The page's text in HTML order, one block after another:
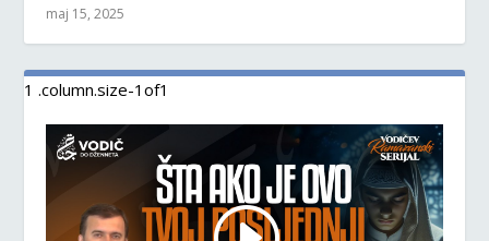
maj 15, 2025